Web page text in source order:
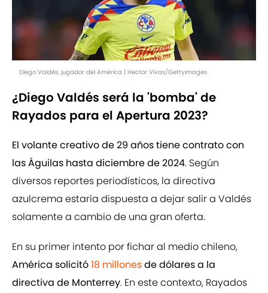
Diego Valdés, jugador del América | Hector Vivas/GettyImages
¿Diego Valdés será la 'bomba' de
Rayados para el Apertura 2023?
El volante creativo de 29 años tiene contrato con
las Águilas hasta diciembre de 2024. Según
diversos reportes periodísticos, la directiva
azulcrema estaría dispuesta a dejar salir a Valdés
solamente a cambio de una gran oferta.
En su primer intento por fichar al medio chileno,
América solicitó18 millonesde dólares a la
directiva de Monterrey. En este contexto, Rayados